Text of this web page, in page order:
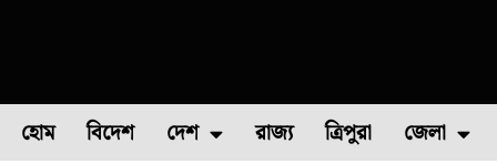
হোম বিদেশ দেশ রাজ্য ত্রিপুরা জেলা